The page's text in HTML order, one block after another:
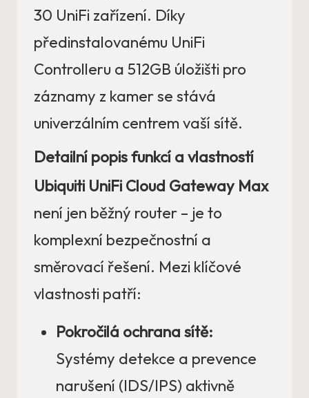
30 UniFi zařízení. Díky
předinstalovanému UniFi
Controlleru a 512GB úložišti pro
záznamy z kamer se stává
univerzálním centrem vaší sítě.
Detailní popis funkcí a vlastností
Ubiquiti UniFi Cloud Gateway Max
není jen běžný router – je to
komplexní bezpečnostní a
směrovací řešení. Mezi klíčové
vlastnosti patří:
Pokročilá ochrana sítě:
Systémy detekce a prevence
narušení (IDS/IPS) aktivně